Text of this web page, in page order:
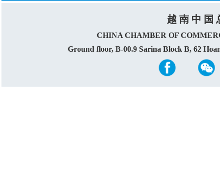
越 南 中 国
CHINA CHAMBER OF
Ground floor, B-00.9 Sarina Block B, 62